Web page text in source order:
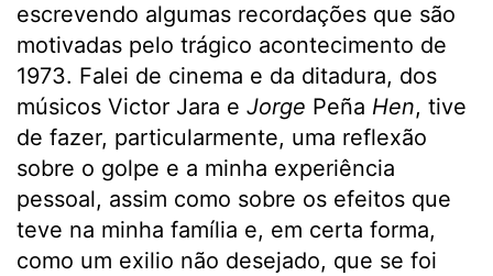
escrevendo algumas recordações que são
motivadas pelo trágico acontecimento de
1973. Falei de cinema e da ditadura, dos
músicos Victor Jara e Jorge Peña Hen, tive
de fazer, particularmente, uma reflexão
sobre o golpe e a minha experiência
pessoal, assim como sobre os efeitos que
teve na minha família e, em certa forma,
como um exilio não desejado, que se foi